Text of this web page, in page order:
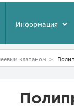
Информация
клапаном >